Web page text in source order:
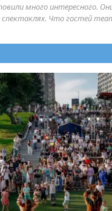
много интересного.
спектаклях. Что гостей